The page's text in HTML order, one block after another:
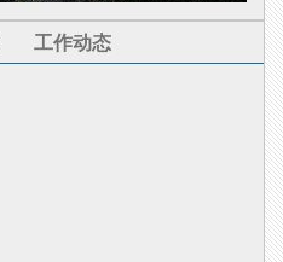
工作动态